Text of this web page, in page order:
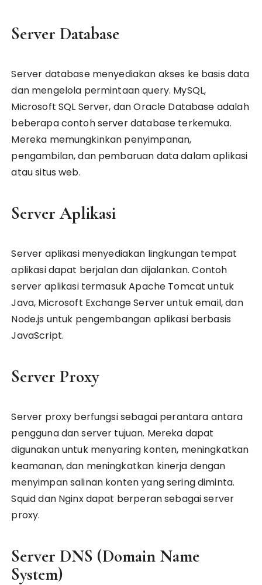
Server Database
Server database menyediakan akses ke basis data
dan mengelola permintaan query. MySQL,
Microsoft SQL Server, dan Oracle Database adalah
beberapa contoh server database terkemuka.
Mereka memungkinkan penyimpanan,
pengambilan, dan pembaruan data dalam aplikasi
atau situs web.
Server Aplikasi
Server aplikasi menyediakan lingkungan tempat
aplikasi dapat berjalan dan dijalankan. Contoh
server aplikasi termasuk Apache Tomcat untuk
Java, Microsoft Exchange Server untuk email, dan
Node.js untuk pengembangan aplikasi berbasis
JavaScript.
Server Proxy
Server proxy berfungsi sebagai perantara antara
pengguna dan server tujuan. Mereka dapat
digunakan untuk menyaring konten, meningkatkan
keamanan, dan meningkatkan kinerja dengan
menyimpan salinan konten yang sering diminta.
Squid dan Nginx dapat berperan sebagai server
proxy.
Server DNS (Domain Name
System)